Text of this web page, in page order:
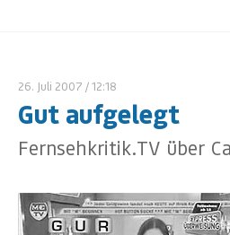
26. Juli 2007 / 12:18
Gut aufgelegt
Fernsehkritik.TV über